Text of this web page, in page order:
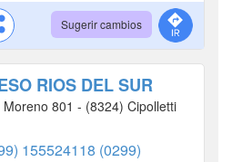
Sugerir cambios
RIOS DEL SUR
Moreno 801 - (8324) Cipolletti
155524118 (0299)